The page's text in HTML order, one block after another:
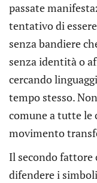
passate
tentativo di
senza bandiere
senza identità o
cercando
tempo stesso.
comune a tutte le
movimento
Il secondo
difendere i